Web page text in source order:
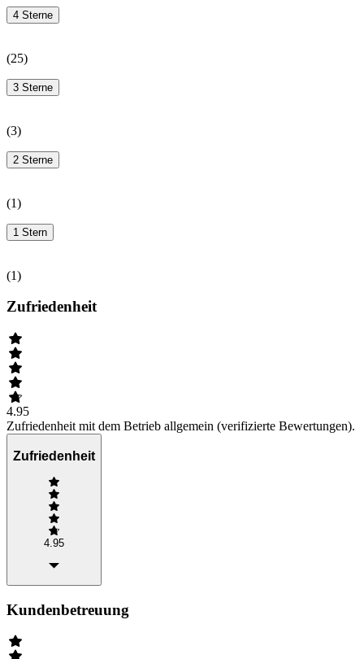
4 Sterne
(25)
3 Sterne
(3)
2 Sterne
(1)
1 Stern
(1)
Zufriedenheit
4.95
Zufriedenheit mit dem Betrieb allgemein (verifizierte Bewertungen).
Zufriedenheit
4.95
Kundenbetreuung